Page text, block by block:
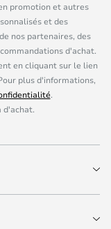
promotion et autres
et des
nos partenaires, des
d'achat.
en cliquant sur le lien
plus d'informations,
.
d'achat.